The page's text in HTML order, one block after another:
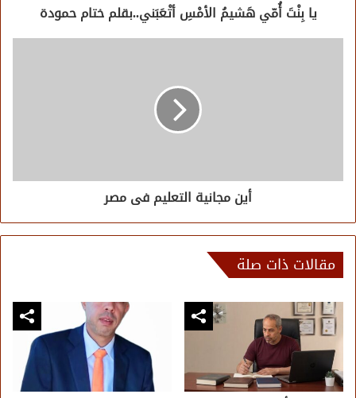
يا بِنْتَ أُمّي هَشيمُ الأمْسِ أتْعَبَني..بقلم ختام حمودة
أين مجانية التعليم فى مصر
مقالات ذات صلة